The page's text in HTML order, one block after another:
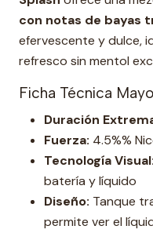
con notas de bayas
efervescente y dulce,
refresco sin mentol
Ficha Técnica
Duración
Fuerza: 4.5%%
Tecnología Visual:
batería y líquido
Diseño: Tanque
permite ver el